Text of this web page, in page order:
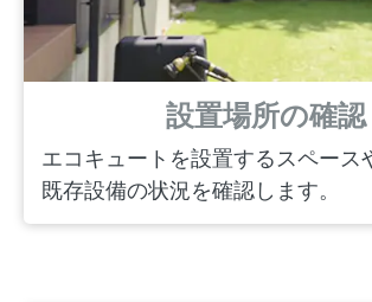
設置場所の確認
エコキュートを設置するスペース
既存設備の状況を確認します。